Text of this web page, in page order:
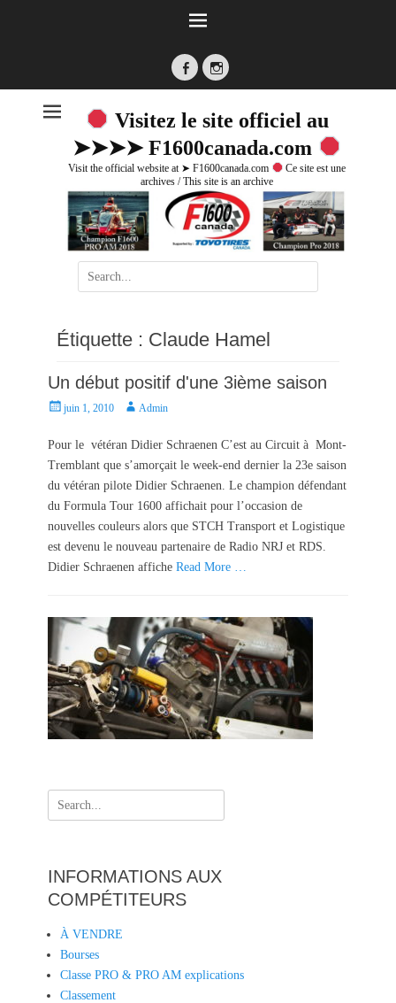
FacebookInstagram
Visitez le site officiel au
➤➤➤➤ F1600canada.com
Visit the official website at ➤ F1600canada.com
Ce site est une
archives / This site is an archive
Search
for:
Étiquette : Claude Hamel
Un début positif d'une 3ième saison
P
s
t
o
n
juin 1, 2010
A
t
Admin
Pour le vétéran Didier Schraenen C’est au Circuit à Mont-
Tremblant que s’amorçait le week-end dernier la 23e saison
du vétéran pilote Didier Schraenen. Le champion défendant
du Formula Tour 1600 affichait pour l’occasion de
nouvelles couleurs alors que STCH Transport et Logistique
est devenu le nouveau partenaire de Radio NRJ et RDS.
Didier Schraenen affiche Read More …
Search
for:
INFORMATIONS AUX
COMPÉTITEURS
À VENDRE
Bourses
Classe PRO & PRO AM explications
Classement